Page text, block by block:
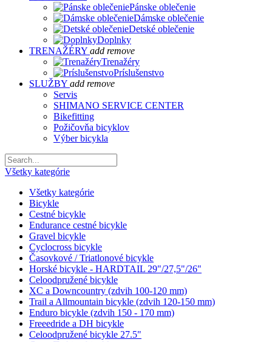
Pánske oblečenie
Dámske oblečenie
Detské oblečenie
Doplnky
TRENAŽÉRY add remove
Trenažéry
Príslušenstvo
SLUŽBY add remove
Servis
SHIMANO SERVICE CENTER
Bikefitting
Požičovňa bicyklov
Výber bicykla
Všetky kategórie
Všetky kategórie
Bicykle
Cestné bicykle
Endurance cestné bicykle
Gravel bicykle
Cyclocross bicykle
Časovkové / Triatlonové bicykle
Horské bicykle - HARDTAIL 29"/27,5"/26"
Celoodpružené bicykle
XC a Downcountry (zdvih 100-120 mm)
Trail a Allmountain bicykle (zdvih 120-150 mm)
Enduro bicykle (zdvih 150 - 170 mm)
Freeedride a DH bicykle
Celoodpružené bicykle 27.5"